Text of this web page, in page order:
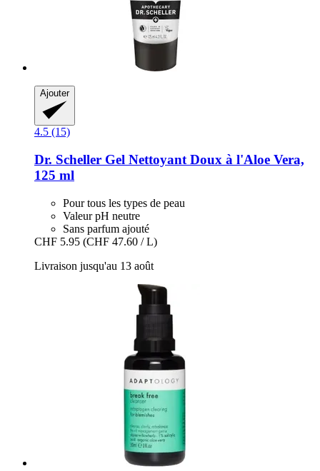
Ajouter
4.5 (15)
Dr. Scheller Gel Nettoyant Doux à l'Aloe Vera,
125 ml
Pour tous les types de peau
Valeur pH neutre
Sans parfum ajouté
CHF 5.95 (CHF 47.60 / L)
Livraison jusqu'au 13 août